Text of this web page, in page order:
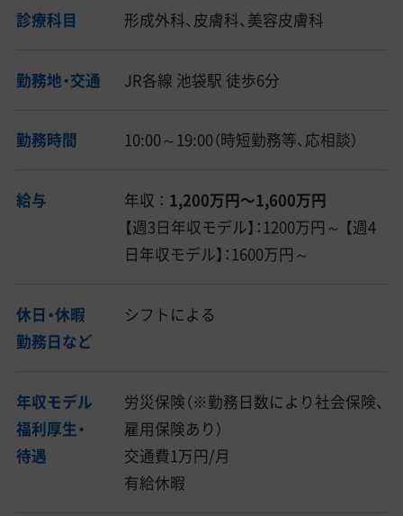
診療科目 形成外科、皮膚科、美容皮膚科
勤務地・交通 JR各線 池袋駅 徒歩6分
勤務時間 10:00～19:00（時短勤務等、応相談）
給与 年収 ： 1,200万円〜1,600万円
【週3日年収モデル】：1200万円～ 【週4
日年収モデル】：1600万円～
休日・休暇
勤務日など
シフトによる
年収モデル
福利厚生・
待遇
労災保険（※勤務日数により社会保険、
雇用保険あり）
交通費1万円/月
有給休暇